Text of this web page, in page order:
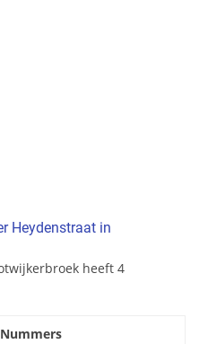
Heydenstraat in
heeft 4
Nummers